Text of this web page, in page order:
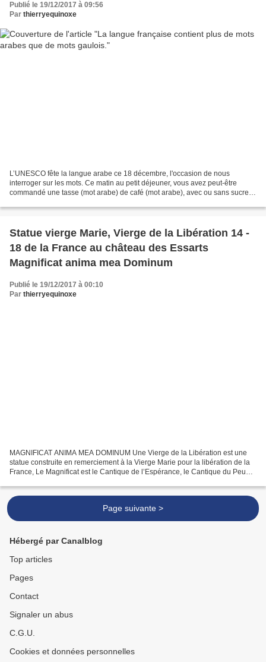
Publié le 19/12/2017 à 09:56
Par thierryequinoxe
L’UNESCO fête la langue arabe ce 18 décembre, l'occasion de nous
interroger sur les mots. Ce matin au petit déjeuner, vous avez peut-être
commandé une tasse (mot arabe) de café (mot arabe), avec ou sans sucre
Statue vierge Marie, Vierge de la Libération 14 -
18 de la France au château des Essarts
Magnificat anima mea Dominum
Publié le 19/12/2017 à 00:10
Par thierryequinoxe
MAGNIFICAT ANIMA MEA DOMINUM Une Vierge de la Libération est une
statue construite en remerciement à la Vierge Marie pour la libération de la
France, Le Magnificat est le Cantique de l’Espérance, le Cantique du Peuple
Page suivante >
Hébergé par Canalblog
Top articles
Pages
Contact
Signaler un abus
C.G.U.
Cookies et données personnelles